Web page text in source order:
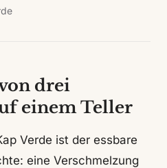
drei
einem Teller
Verde ist der essbare
eine Verschmelzung